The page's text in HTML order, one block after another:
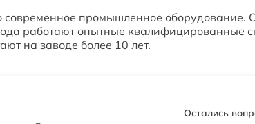
Остались
современное промышленное
работают опытные квалифицированные
на заводе более 10 лет.